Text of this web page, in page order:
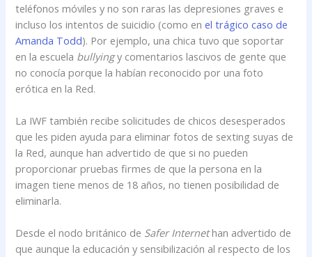
teléfonos móviles y no son raras las depresiones graves e
incluso los intentos de suicidio (como enel trágico caso de
Amanda Todd). Por ejemplo, una chica tuvo que soportar
en la escuela bullyingy comentarios lascivos de gente que
no conocía porque la habían reconocido por una foto
erótica en la Red.
La IWF también recibe solicitudes de chicos desesperados
que les piden ayuda para eliminar fotos de sexting suyas de
la Red, aunque han advertido de que si no pueden
proporcionar pruebas firmes de que la persona en la
imagen tiene menos de 18 años, no tienen posibilidad de
eliminarla.
Desde el nodo británico de Safer Internethan advertido de
que aunque la educación y sensibilización al respecto de los